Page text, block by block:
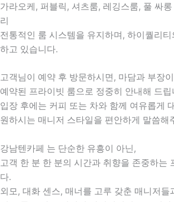
가라오케, 퍼블릭, 셔츠룸, 레깅스룸, 풀 싸
리
전통적인 룸 시스템을 유지하며, 하이퀄리
하고 있습니다.
고객님이 예약 후 방문하시면, 마담과 부장
예약된 프라이빗 룸으로 정중히 안내해 드립
입장 후에는 커피 또는 차와 함께 여유롭게
원하시는 매니저 스타일을 편안하게 말씀해
강남텐카페 는 단순한 유흥이 아닌,
고객 한 분 한 분의 시간과 취향을 존중하는
다.
외모, 대화 센스, 매너를 고루 갖춘 매니저들